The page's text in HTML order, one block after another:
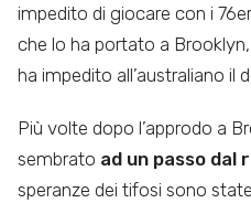
impedito di giocare con i
che lo ha portato a
ha impedito all’australiano il
Più volte dopo l’approdo a
sembrato ad un passo dal
speranze dei tifosi sono